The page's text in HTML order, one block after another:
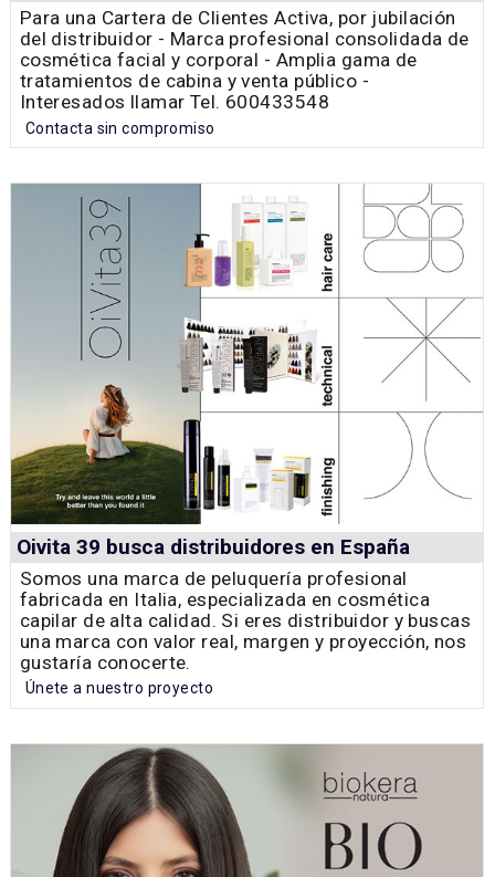
Para una Cartera de Clientes Activa, por jubilación
del distribuidor - Marca profesional consolidada de
cosmética facial y corporal - Amplia gama de
tratamientos de cabina y venta público -
Interesados llamar Tel. 600433548
Contacta sin compromiso
Oivita 39 busca distribuidores en España
Somos una marca de peluquería profesional
fabricada en Italia, especializada en cosmética
capilar de alta calidad. Si eres distribuidor y buscas
una marca con valor real, margen y proyección, nos
gustaría conocerte.
Únete a nuestro proyecto